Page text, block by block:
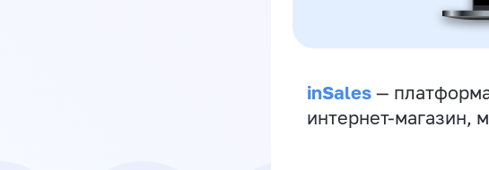
inSales —
интернет-магазин,